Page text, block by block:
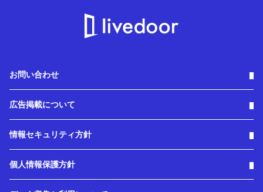
お問い合わせ
広告掲載について
情報セキュリティ方針
個人情報保護方針